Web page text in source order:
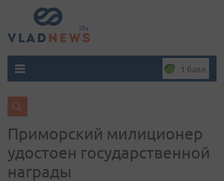
1 балл
Приморский милиционер
удостоен государственной
награды